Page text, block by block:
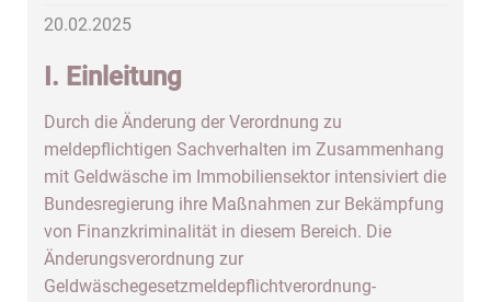
20.02.2025
I. Einleitung
Durch die Änderung der Verordnung zu
meldepflichtigen Sachverhalten im Zusammenhang
mit Geldwäsche im Immobiliensektor intensiviert die
Bundesregierung ihre Maßnahmen zur Bekämpfung
von Finanzkriminalität in diesem Bereich. Die
Änderungsverordnung zur
Geldwäschegesetzmeldepflichtverordnung-